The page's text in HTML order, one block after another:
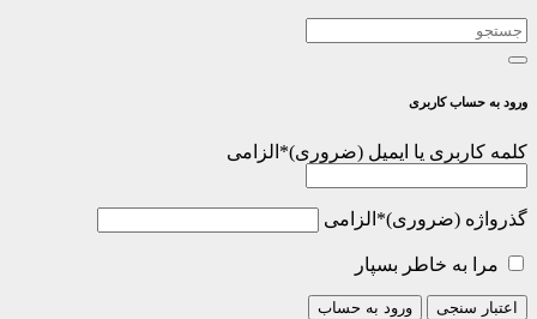
ورود به حساب کاربری
کلمه کاربری یا ایمیل * الزامی
گذرواژه * الزامی
مرا به خاطر بسپار
اعتبار سنجی ورود به حساب